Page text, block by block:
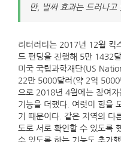
만, 벌써 효과는 드러나고
리터러티는 2017년 12월
드 펀딩을 진행해 5만 1432
미국 국립과학재단(US
22만 5000달러(약 2억
으로 2018년 4월에는 참여
기능을 더했다. 여럿이 힘을
기 때문이다. 같은 지역의 다
도로 서로 확인할 수 있도록
수 있도록 하는 기능도 추가